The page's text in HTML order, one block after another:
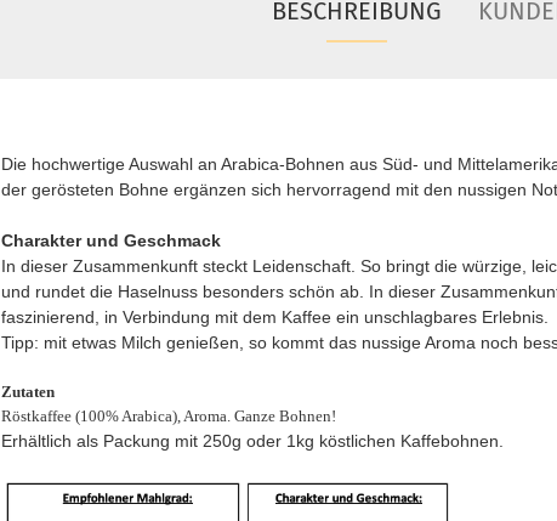
BESCHREIBUNG
Die hochwertige Auswahl an Arabica-Bohnen aus Süd- und
der gerösteten Bohne ergänzen sich hervorragend mit den nussigen
Charakter und Geschmack
In dieser Zusammenkunft steckt Leidenschaft. So bringt die würzige,
und rundet die Haselnuss besonders schön ab. In dieser
faszinierend, in Verbindung mit dem Kaffee ein unschlagbares Erlebnis.
Tipp: mit etwas Milch genießen, so kommt das nussige Aroma noch
Zutaten
Röstkaffee (100% Arabica), Aroma. Ganze Bohnen!
Erhältlich als Packung mit 250g oder 1kg köstlichen Kaffebohnen.